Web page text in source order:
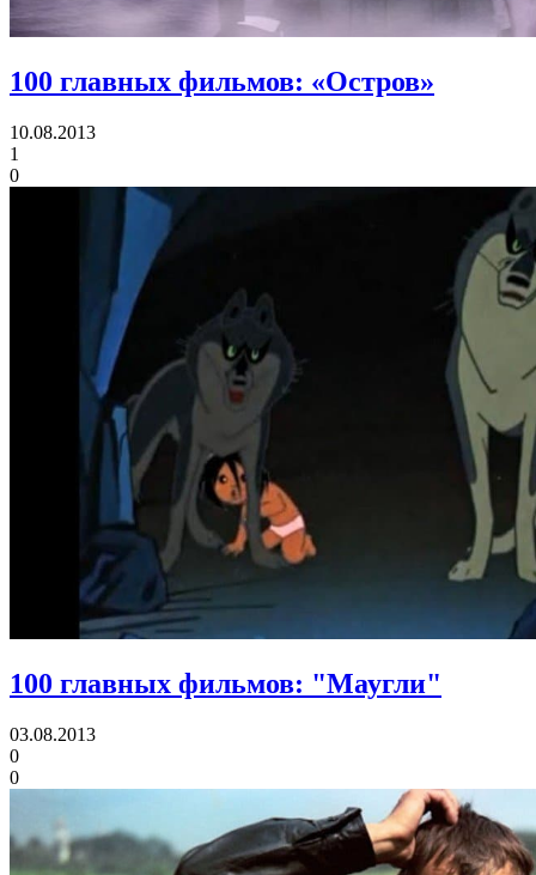
100 главных фильмов: «Остров»
10.08.2013
1
0
100 главных фильмов: "Маугли"
03.08.2013
0
0